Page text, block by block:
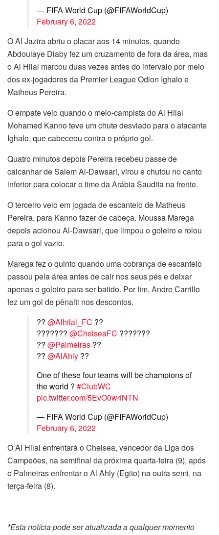
— FIFA World Cup (@FIFAWorldCup)
February 6, 2022
O Al Jazira abriu o placar aos 14 minutos, quando
Abdoulaye Diaby fez um cruzamento de fora da área, mas
o Al Hilal marcou duas vezes antes do intervalo por meio
dos ex-jogadores da Premier League Odion Ighalo e
Matheus Pereira.
O empate veio quando o meio-campista do Al Hilal
Mohamed Kanno teve um chute desviado para o atacante
Ighalo, que cabeceou contra o próprio gol.
Quatro minutos depois Pereira recebeu passe de
calcanhar de Salem Al-Dawsari, virou e chutou no canto
inferior para colocar o time da Arábia Saudita na frente.
O terceiro veio em jogada de escanteio de Matheus
Pereira, para Kanno fazer de cabeça. Moussa Marega
depois acionou Al-Dawsari, que limpou o goleiro e rolou
para o gol vazio.
Marega fez o quinto quando uma cobrança de escanteio
passou pela área antes de cair nos seus pés e deixar
apenas o goleiro para ser batido. Por fim, Andre Carrillo
fez um gol de pênalti nos descontos.
?? @Alhilal_FC ??
??????? @ChelseaFC ???????
?? @Palmeiras ??
?? @AlAhly ??
One of these four teams will be champions of
the world ? #ClubWC
pic.twitter.com/5EvO0w4NTN
— FIFA World Cup (@FIFAWorldCup)
February 6, 2022
O Al Hilal enfrentará o Chelsea, vencedor da Liga dos
Campeões, na semifinal da próxima quarta-feira (9), após
o Palmeiras enfrentar o Al Ahly (Egito) na outra semi, na
terça-feira (8).
*Esta notícia pode ser atualizada a qualquer momento